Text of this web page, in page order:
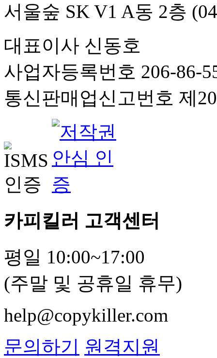
서울숲 SK V1 A동 2층
대표이사 신동호
사업자등록번호 206-86-
통신판매업신고번호 제
카피킬러 고객센터
평일 10:00~17:00
(주말 및 공휴일 휴무)
help@copykiller.com
문의하기 원격지원